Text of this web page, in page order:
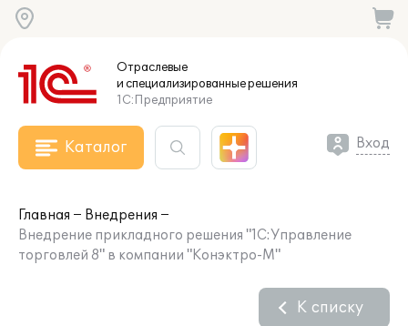
Отраслевые
и специализированныерешения
1С:Предприятие
Каталог Вход
Главная
Внедрения
Внедрение прикладного решения "1С:Управление
торговлей 8" в компании "Конэктро-М"
К списку